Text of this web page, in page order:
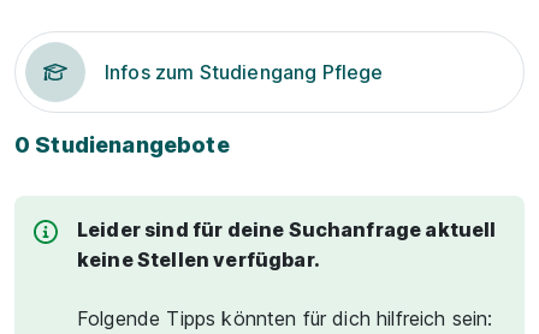
Infos zum Studiengang Pflege
0 Studienangebote
Leider sind für deine Suchanfrage aktuell
keine Stellen verfügbar.
Folgende Tipps könnten für dich hilfreich sein: